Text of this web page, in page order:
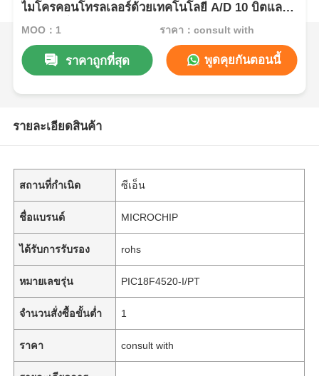
ไมโครคอนโทรลเลอร์ด้วยเทคโนโลยี A/D 10 บิตและ
พลังงานต่ําสุด (XLP)
MOQ：1 ราคา：consult with
ราคาถูกที่สุด พูดคุยกันตอนนี้
รายละเอียดสินค้า
สถานที่กำเนิด ซีเอ็น
ชื่อแบรนด์ MICROCHIP
ได้รับการรับรอง rohs
หมายเลขรุ่น PIC18F4520-I/PT
จำนวนสั่งซื้อขั้นต่ำ 1
ราคา consult with